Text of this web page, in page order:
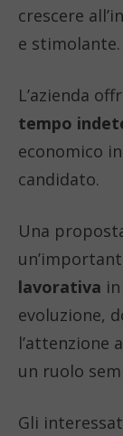
crescere
e stimolante.
L’azienda
tempo
economico
candidato.
Una
lavorativa
evoluzione,
l’attenzione
un ruolo
Gli